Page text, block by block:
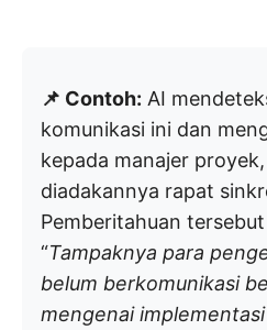
📌 Contoh: AI
komunikasi ini dan
kepada manajer
diadakannya rapat
Pemberitahuan
“Tampaknya para
belum berkomunikasi
mengenai